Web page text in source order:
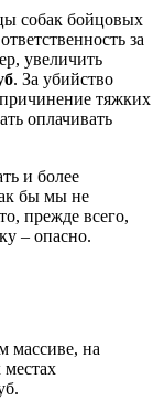
собак бойцовых
за
увеличить
. За убийство
тяжких
оплачивать
и более
бы мы не
прежде всего,
– опасно.
массиве, на